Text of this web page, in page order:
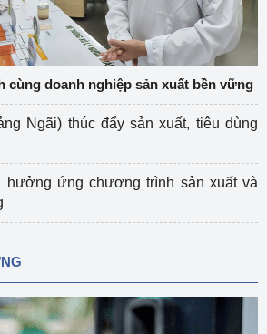
cùng doanh nghiệp sản xuất bền vững
Ngãi) thúc đẩy sản xuất, tiêu dùng
hưởng ứng chương trình sản xuất và